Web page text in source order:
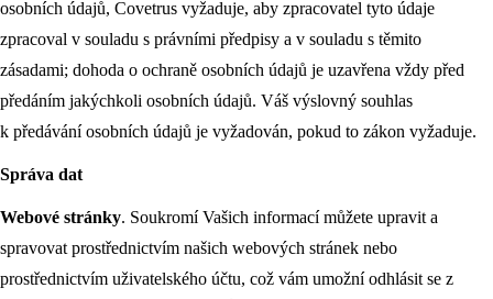
osobních údajů, Covetrus vyžaduje, aby zpracovatel tyto údaje
zpracoval v souladu s právními předpisy a v souladu s těmito
zásadami; dohoda o ochraně osobních údajů je uzavřena vždy před
předáním jakýchkoli osobních údajů. Váš výslovný souhlas
k předávání osobních údajů je vyžadován, pokud to zákon vyžaduje.
Správa dat
Webové stránky. Soukromí Vašich informací můžete upravit a
spravovat prostřednictvím našich webových stránek nebo
prostřednictvím uživatelského účtu, což vám umožní odhlásit se z